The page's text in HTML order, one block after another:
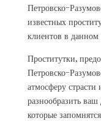
Петровско-
известных
клиентов в данном
Проститутки,
Петровско-
атмосферу
разнообразить
которые